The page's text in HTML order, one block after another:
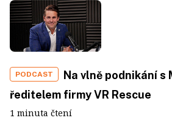
PODCAST
Na vlně podnikání s
ředitelem firmy VR Rescue
1 minuta čtení